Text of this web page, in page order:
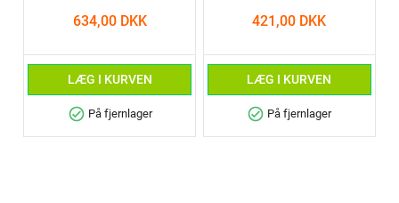
634,00 DKK
LÆG I KURVEN
check_circle På fjernlager
421,00 DKK
LÆG I KURVEN
check_circle På fjernlager